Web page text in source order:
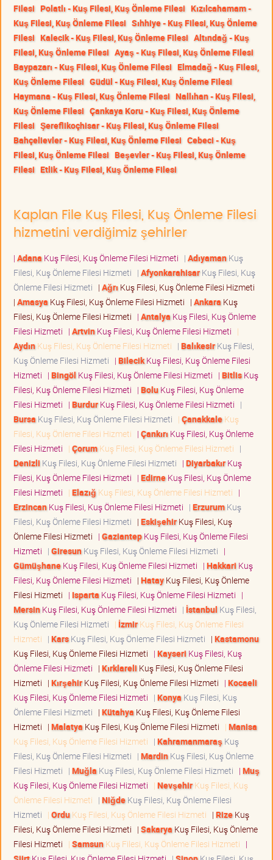
Filesi Polatlı - Kuş Filesi, Kuş Önleme Filesi Kızılcahamam -
Kuş Filesi, Kuş Önleme Filesi Sıhhiye - Kuş Filesi, Kuş Önleme
Filesi Kalecik - Kuş Filesi, Kuş Önleme Filesi Altındağ - Kuş
Filesi, Kuş Önleme Filesi Ayaş - Kuş Filesi, Kuş Önleme Filesi
Baypazarı - Kuş Filesi, Kuş Önleme Filesi Elmadağ - Kuş Filesi,
Kuş Önleme Filesi Güdül - Kuş Filesi, Kuş Önleme Filesi
Haymana - Kuş Filesi, Kuş Önleme Filesi Nallıhan - Kuş Filesi,
Kuş Önleme Filesi Çankaya Koru - Kuş Filesi, Kuş Önleme
Filesi Şereflikoçhisar - Kuş Filesi, Kuş Önleme Filesi
Bahçelievler - Kuş Filesi, Kuş Önleme Filesi Cebeci - Kuş
Filesi, Kuş Önleme Filesi Beşevler - Kuş Filesi, Kuş Önleme
Filesi Etlik - Kuş Filesi, Kuş Önleme Filesi
Kaplan File Kuş Filesi, Kuş Önleme Filesi
hizmetini verdiğimiz şehirler
| Adana Kuş Filesi, Kuş Önleme Filesi Hizmeti | AdıyamanKuş
Filesi, Kuş Önleme Filesi Hizmeti | AfyonkarahisarKuş Filesi, Kuş
Önleme Filesi Hizmeti | Ağrı Kuş Filesi, Kuş Önleme Filesi Hizmeti
| Amasya Kuş Filesi, Kuş Önleme Filesi Hizmeti | Ankara Kuş
Filesi, Kuş Önleme Filesi Hizmeti | Antalya Kuş Filesi, Kuş Önleme
Filesi Hizmeti | ArtvinKuş Filesi, Kuş Önleme Filesi Hizmeti |
AydınKuş Filesi, Kuş Önleme Filesi Hizmeti | BalıkesirKuş Filesi,
Kuş Önleme Filesi Hizmeti | BilecikKuş Filesi, Kuş Önleme Filesi
Hizmeti | Bingöl Kuş Filesi, Kuş Önleme Filesi Hizmeti | BitlisKuş
Filesi, Kuş Önleme Filesi Hizmeti | BoluKuş Filesi, Kuş Önleme
Filesi Hizmeti | BurdurKuş Filesi, Kuş Önleme Filesi Hizmeti |
Bursa Kuş Filesi, Kuş Önleme Filesi Hizmeti | ÇanakkaleKuş
Filesi, Kuş Önleme Filesi Hizmeti | Çankırı Kuş Filesi, Kuş Önleme
Filesi Hizmeti | ÇorumKuş Filesi, Kuş Önleme Filesi Hizmeti |
Denizli Kuş Filesi, Kuş Önleme Filesi Hizmeti | DiyarbakırKuş
Filesi, Kuş Önleme Filesi Hizmeti | EdirneKuş Filesi, Kuş Önleme
Filesi Hizmeti | Elazığ Kuş Filesi, Kuş Önleme Filesi Hizmeti |
ErzincanKuş Filesi, Kuş Önleme Filesi Hizmeti | ErzurumKuş
Filesi, Kuş Önleme Filesi Hizmeti | EskişehirKuş Filesi, Kuş
Önleme Filesi Hizmeti | GaziantepKuş Filesi, Kuş Önleme Filesi
Hizmeti | GiresunKuş Filesi, Kuş Önleme Filesi Hizmeti |
GümüşhaneKuş Filesi, Kuş Önleme Filesi Hizmeti | Hakkari Kuş
Filesi, Kuş Önleme Filesi Hizmeti | HatayKuş Filesi, Kuş Önleme
Filesi Hizmeti | Isparta Kuş Filesi, Kuş Önleme Filesi Hizmeti |
MersinKuş Filesi, Kuş Önleme Filesi Hizmeti | İstanbul Kuş Filesi,
Kuş Önleme Filesi Hizmeti | İzmirKuş Filesi, Kuş Önleme Filesi
Hizmeti | KarsKuş Filesi, Kuş Önleme Filesi Hizmeti | Kastamonu
Kuş Filesi, Kuş Önleme Filesi Hizmeti | Kayseri Kuş Filesi, Kuş
Önleme Filesi Hizmeti | Kırklareli Kuş Filesi, Kuş Önleme Filesi
Hizmeti | KırşehirKuş Filesi, Kuş Önleme Filesi Hizmeti | Kocaeli
Kuş Filesi, Kuş Önleme Filesi Hizmeti | Konya Kuş Filesi, Kuş
Önleme Filesi Hizmeti | Kütahya Kuş Filesi, Kuş Önleme Filesi
Hizmeti | Malatya Kuş Filesi, Kuş Önleme Filesi Hizmeti | Manisa
Kuş Filesi, Kuş Önleme Filesi Hizmeti | Kahramanmaraş Kuş
Filesi, Kuş Önleme Filesi Hizmeti | MardinKuş Filesi, Kuş Önleme
Filesi Hizmeti | Muğla Kuş Filesi, Kuş Önleme Filesi Hizmeti | Muş
Kuş Filesi, Kuş Önleme Filesi Hizmeti | NevşehirKuş Filesi, Kuş
Önleme Filesi Hizmeti | NiğdeKuş Filesi, Kuş Önleme Filesi
Hizmeti | OrduKuş Filesi, Kuş Önleme Filesi Hizmeti | RizeKuş
Filesi, Kuş Önleme Filesi Hizmeti | Sakarya Kuş Filesi, Kuş Önleme
Filesi Hizmeti | SamsunKuş Filesi, Kuş Önleme Filesi Hizmeti |